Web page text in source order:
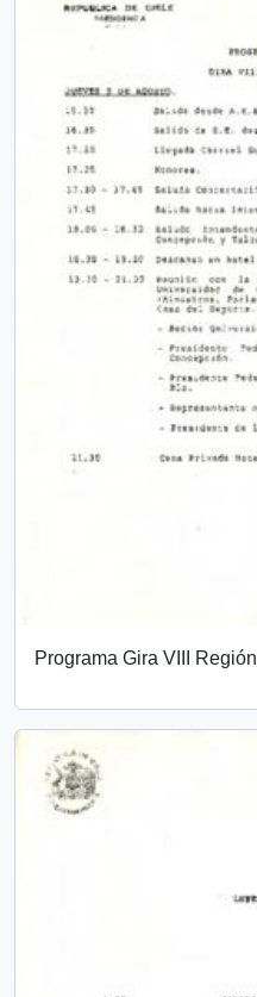
Programa Gira VIII Región